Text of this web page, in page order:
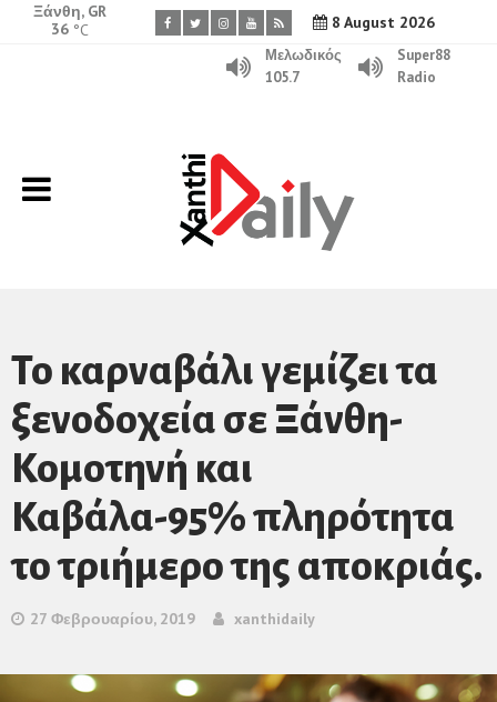
8 August 2026
Ξάνθη, GR
36 °C
Μελωδικός
105.7
Super88
Radio
Το καρναβάλι γεμίζει τα
ξενοδοχεία σε Ξάνθη-
Κομοτηνή και
Καβάλα-95% πληρότητα
το τριήμερο της αποκριάς.
27 Φεβρουαρίου, 2019 xanthidaily